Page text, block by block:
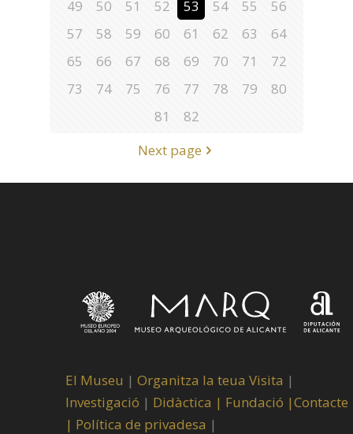
49
50 51 52 53 54 55
56
57
58 59 60 61 62 63
64
65
66 67 68 69 70 71
72
73
74 75 76 77 78 79
80
81
82
Next page
El Museu | Organitza la teua Visita |
Investigació | Didàctica | Fundació |Contacte
| Política de privadesa |